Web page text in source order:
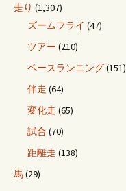
走り (1,307)
ズームフライ (47)
ツアー (210)
ペースランニング(151)
伴走 (64)
変化走 (65)
試合 (70)
距離走 (138)
馬(29)